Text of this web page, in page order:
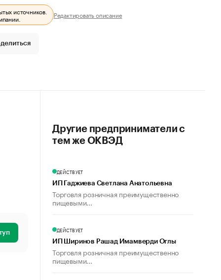
источников.
Редактировать описание
Другие предприниматели с
тем же ОКВЭД
ДЕЙСТВУЕТ
ИП Гаджиева Светлана Анатольевна
Торговля розничная преимущественно
пищевыми...
ДЕЙСТВУЕТ
ИП Ширинов Рашад Имамверди Оглы
Торговля розничная преимущественно
пищевыми...